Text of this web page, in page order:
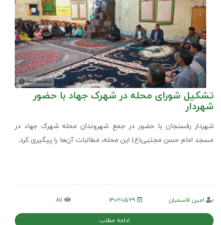
تشکیل شورای محله در شهرک جهاد با حضور
شهردار
شهردار رفسنجان با حضور در جمع شهروندان محله شهرک جهاد در
مسجد امام حسن مجتبی(ع) این محله، مطالبات آن‌ها را پیگیری کرد.
امین قاسمیان ۸۱۱
ادامه مطلب